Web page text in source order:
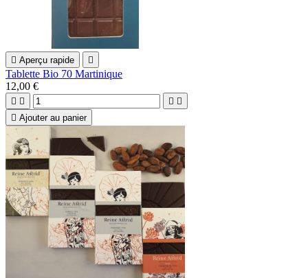
 Aperçu rapide 
Tablette Bio 70 Martinique
12,00 €
   
 Ajouter au panier